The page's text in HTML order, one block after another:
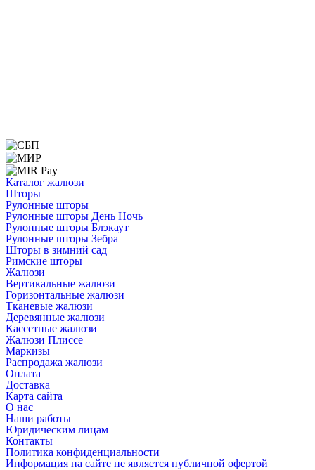
Каталог жалюзи
Шторы
Рулонные шторы
Рулонные шторы День Ночь
Рулонные шторы Блэкаут
Рулонные шторы Зебра
Шторы в зимний сад
Римские шторы
Жалюзи
Вертикальные жалюзи
Горизонтальные жалюзи
Тканевые жалюзи
Деревянные жалюзи
Кассетные жалюзи
Жалюзи Плиссе
Маркизы
Распродажа жалюзи
Оплата
Доставка
Карта сайта
О нас
Наши работы
Юридическим лицам
Контакты
Политика конфиденциальности
Информация на сайте не является публичной офертой